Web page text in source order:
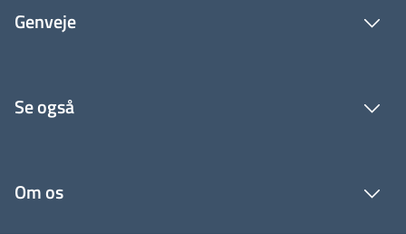
Genveje
Se også
Om os